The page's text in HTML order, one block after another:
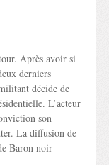
Après avoir si
derniers
décide de
L’acteur
son
La diffusion de
Baron noir